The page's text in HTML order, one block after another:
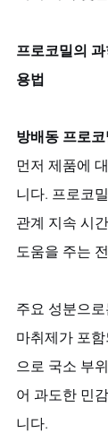
프로코밀의
용법
방배동 프로
먼저 제품에
니다. 프로코
관계 지속 시
도움을 주는
주요 성분으
마취제가 포
으로 국소 부
어 과도한 민
니다.